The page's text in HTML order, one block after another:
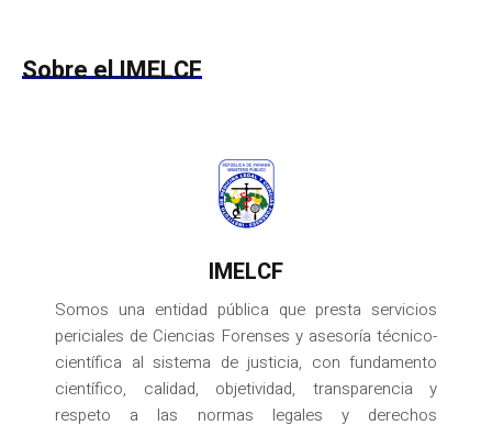
Sobre el IMELCF
IMELCF
Somos una entidad pública que presta servicios
periciales de Ciencias Forenses y asesoría técnico-
científica al sistema de justicia, con fundamento
científico, calidad, objetividad, transparencia y
respeto a las normas legales y derechos